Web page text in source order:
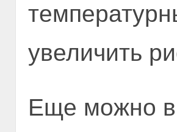
увеличить
Еще можно